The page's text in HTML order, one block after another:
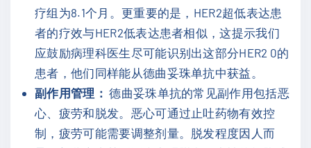
疗组为8.1个月。更重要的是，HER2超低表达患
者的疗效与HER2低表达患者相似，这提示我们
应鼓励病理科医生尽可能识别出这部分HER2 0的
患者，他们同样能从德曲妥珠单抗中获益。
副作用管理： 德曲妥珠单抗的常见副作用包括恶
心、疲劳和脱发。恶心可通过止吐药物有效控
制，疲劳可能需要调整剂量。脱发程度因人而